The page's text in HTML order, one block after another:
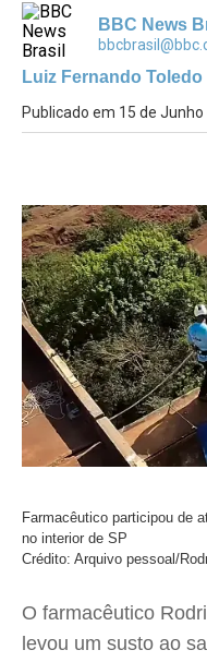
BBC News
Luiz Fernando Toledo
Publicado em 15 de
Farmacêutico participou de
no interior de SP
Crédito: Arquivo pessoal/
O farmacêutico
levou um susto ao